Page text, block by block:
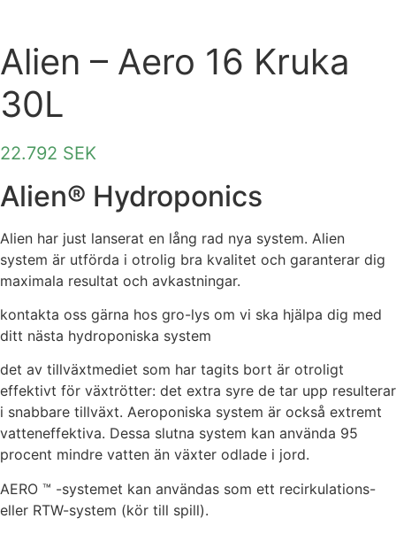
Alien – Aero 16 Kruka
30L
22.792 SEK
Alien® Hydroponics
Alien har just lanserat en lång rad nya system. Alien
system är utförda i otrolig bra kvalitet och garanterar dig
maximala resultat och avkastningar.
kontakta oss gärna hos gro-lys om vi ska hjälpa dig med
ditt nästa hydroponiska system
det av tillväxtmediet som har tagits bort är otroligt
effektivt för växtrötter: det extra syre de tar upp resulterar
i snabbare tillväxt. Aeroponiska system är också extremt
vatteneffektiva. Dessa slutna system kan använda 95
procent mindre vatten än växter odlade i jord.
AERO ™ -systemet kan användas som ett recirkulations-
eller RTW-system (kör till spill).